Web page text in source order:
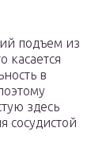
подъем из
касается
в
здесь
сосудистой